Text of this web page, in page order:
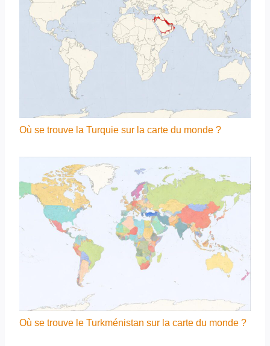
Où se trouve la Turquie sur la carte du monde ?
Où se trouve le Turkménistan sur la carte du monde ?